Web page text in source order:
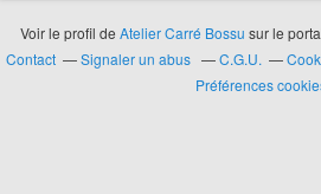
Voir le profil de Atelier Carré Bossu sur le
Contact
Signaler un abus C.G.U.
Préférences